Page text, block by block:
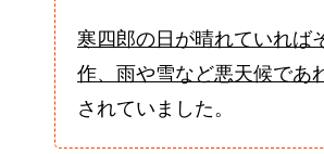
寒四郎の日が晴れていれば
作、雨や雪など悪天候であ
されていました。